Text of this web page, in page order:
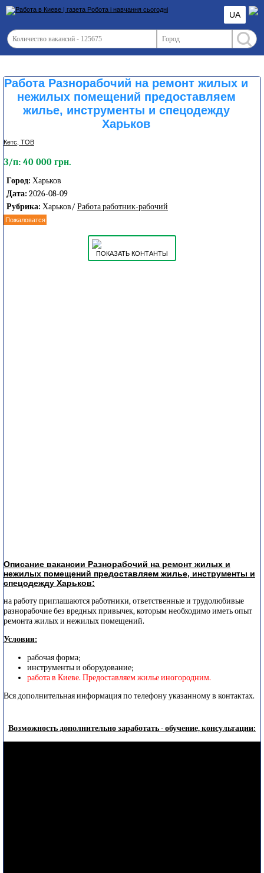
UA
Работа Разнорабочий на ремонт жилых и
нежилых помещений предоставляем
жилье, инструменты и спецодежду
Харьков
Кетс, ТОВ
З/п: 40 000 грн.
Город: Харьков
Дата: 2026-08-09
Рубрика: Харьков/ Работа работник-рабочий
Пожаловатся
ПОКАЗАТЬ КОНТАНТЫ
Описание вакансии Разнорабочий на ремонт жилых и
нежилых помещений предоставляем жилье, инструменты и
спецодежду Харьков:
на работу приглашаются работники, ответственные и трудолюбивые
разнорабочие без вредных привычек, которым необходимо иметь опыт
ремонта жилых и нежилых помещений.
Условия:
рабочая форма;
инструменты и оборудование;
работа в Киеве. Предоставляем жилье иногородним.
Вся дополнительная информация по телефону указанному в контактах.
Возможность дополнительно заработать - обучение, консультации: